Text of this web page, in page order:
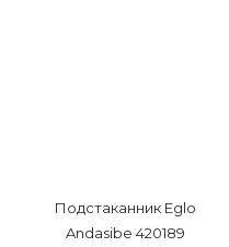
Подстаканник Eglo
Andasibe 420189